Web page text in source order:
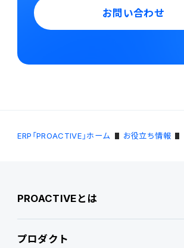
お問い合わせ
ERP「PROACTIVE」ホーム お役立ち情報
PROACTIVEとは
PROACTIVEとは
プロダクト